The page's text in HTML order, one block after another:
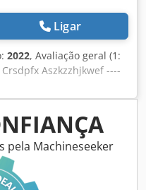
Ligar
2022, Avaliação geral (1:
Aszkzzhjkwef ----
de segurança e
pela Machineseeker